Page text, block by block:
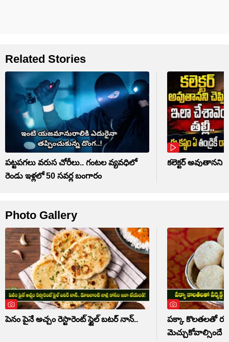
Related Stories
పట్టపగలు వరుస చోరీలు.. గంటల వ్యవధిలో
రెండు ఇళ్లలో 50 సవర్ల బంగారం
కలెక్టర్‌ అవుతానని
Photo Gallery
పెనం పైనే అచ్చం రెస్టారెంట్ స్టైల్ బటర్ నాన్..
పక్కా కొలతలతో రవ్వ
మెచ్చుకోవాల్సిందే